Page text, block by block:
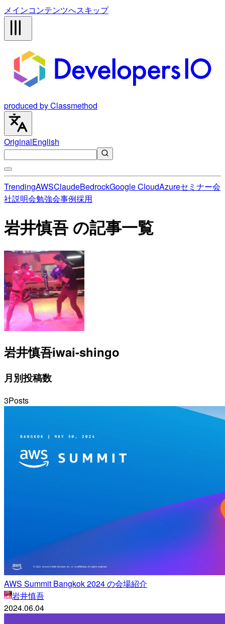
メインコンテンツへスキップ
produced by Classmethod
OriginalEnglish
TrendingAWSClaudeBedrockGoogle CloudAzureセミナー会
社説明会勉強会事例採用
岩井慎吾 の記事一覧
岩井慎吾iwai-shingo
月別投稿数
3Posts
AWS Summit Bangkok 2024 の会場紹介
岩井慎吾
2024.06.04